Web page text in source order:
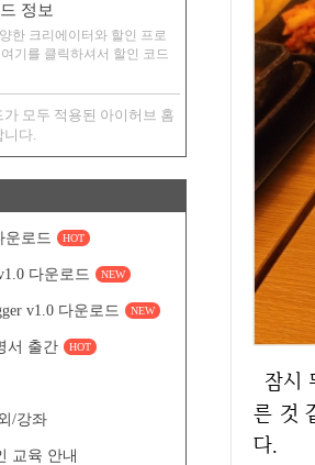
잠시 뒤 주문한 돈코츠라멘이 나왔습니다. 아니 이거 그릇도 겁나 큽니다. 진짜 쇼부보려고 단단히 벼
른 것
다.
정보
한 크리에이터와 할인 프로
기를 클릭하셔서 할인 코드
모두 적용된 아이허브 홈
니다.
운로드 HOT
다운로드 NEW
v1.0 다운로드 NEW
서 출간 HOT
/강좌
교육 안내